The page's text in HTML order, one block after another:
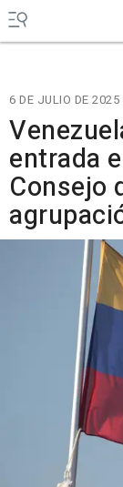
6 DE JULIO DE 2025
entrada
Consejo